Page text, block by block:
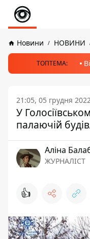
Новини НОВИНИ
ТОПТЕМА:
21:05, 05 грудня
У
палаючій
Аліна
ЖУРНАЛІСТ
👍